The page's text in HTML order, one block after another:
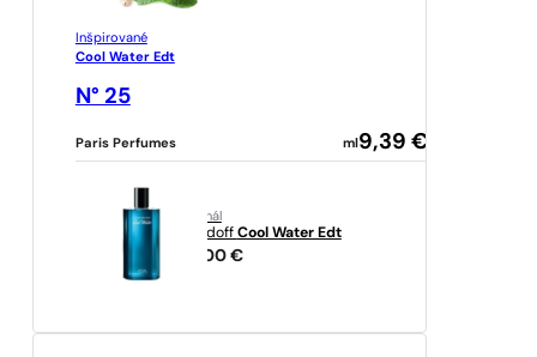
Inšpirované
Cool Water Edt
N° 25
Paris Perfumes ml9,39 €
originál
Davidoff Cool Water Edt
28,00 €